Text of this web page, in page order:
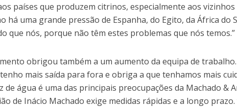
países que produzem citrinos, especialmente aos
há uma grande pressão de Espanha, do Egito, da África do
que nós, porque não têm estes problemas que nós temos.”
obrigou também a um aumento da equipa de
mais saída para fora e obriga a que tenhamos mais
de água é uma das principais preocupações da Machado &
de Inácio Machado exige medidas rápidas e a longo prazo.